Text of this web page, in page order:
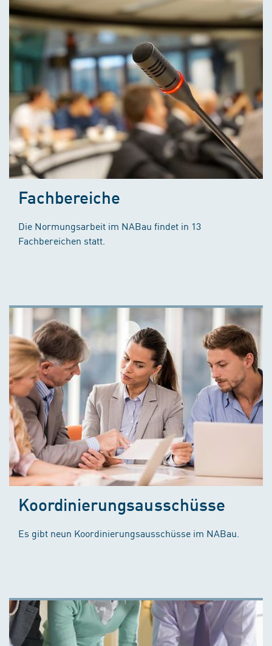
Fachbereiche
Die Normungsarbeit im NABau findet in 13
Fachbereichen statt.
Koordinierungsausschüsse
Es gibt neun Koordinierungsausschüsse im NABau.